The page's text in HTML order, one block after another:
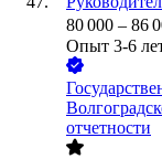
80 000 – 86
Опыт 3-6
отчетности